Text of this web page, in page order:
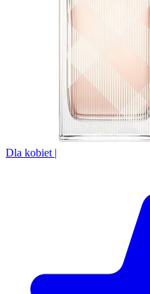
Dla kobiet |